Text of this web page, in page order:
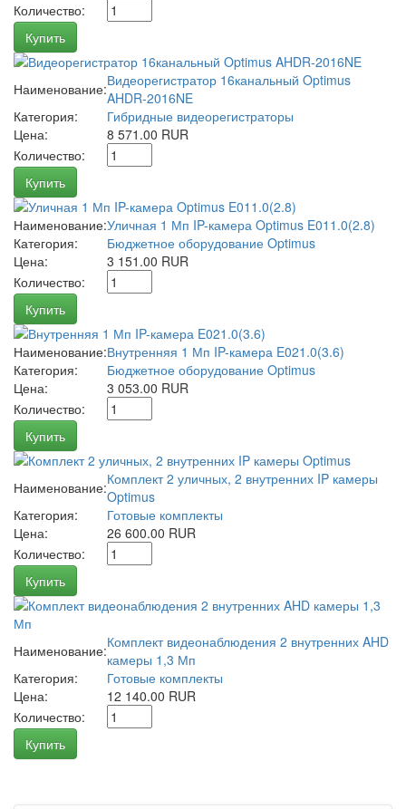
Количество:
Купить
Наименование:Видеорегистратор 16канальный Optimus
AHDR-2016NE
Категория:
Гибридные видеорегистраторы
Цена:
8 571.00 RUR
Количество:
Купить
Наименование:Уличная 1 Мп IP-камера Optimus E011.0(2.8)
Категория:
Бюджетное оборудование Optimus
Цена:
3 151.00 RUR
Количество:
Купить
Наименование:Внутренняя 1 Мп IP-камера E021.0(3.6)
Категория:
Бюджетное оборудование Optimus
Цена:
3 053.00 RUR
Количество:
Купить
Наименование:Комплект 2 уличных, 2 внутренних IP камеры
Optimus
Категория:
Готовые комплекты
Цена:
26 600.00 RUR
Количество:
Купить
Наименование:Комплект видеонаблюдения 2 внутренних AHD
камеры 1,3 Мп
Категория:
Готовые комплекты
Цена:
12 140.00 RUR
Количество:
Купить